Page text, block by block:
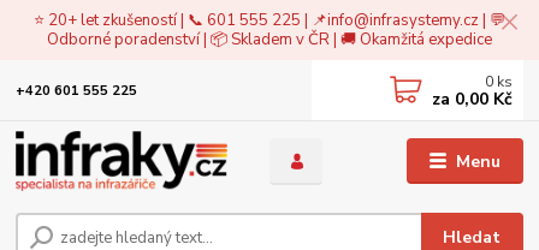
⭐ 20+ let zkušeností | 📞 601 555 225 | 📌info@infrasystemy.cz| 💬
Odborné poradenství | 📦 Skladem v ČR | 🚚 Okamžitá expedice
Menu
Hledat
+420 601 555 225 0 ks
za 0,00 Kč